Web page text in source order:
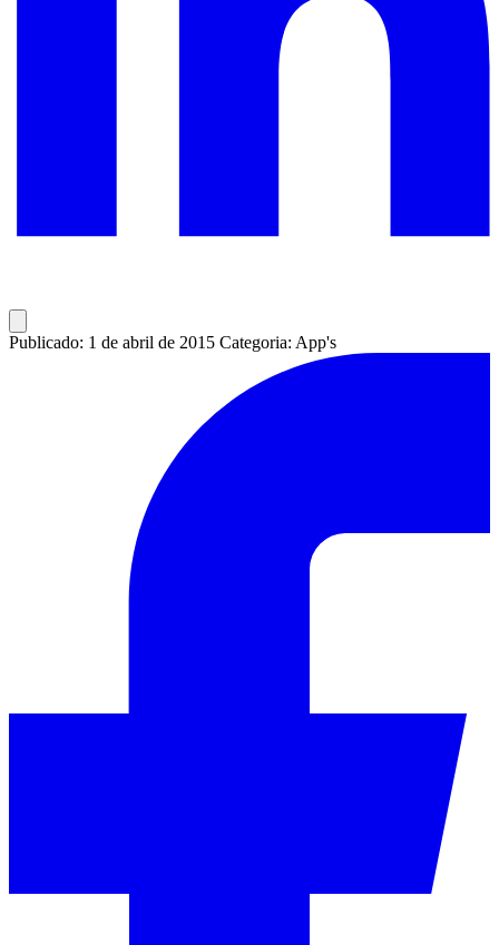
Publicado: 1 de abril de 2015 Categoria: App's